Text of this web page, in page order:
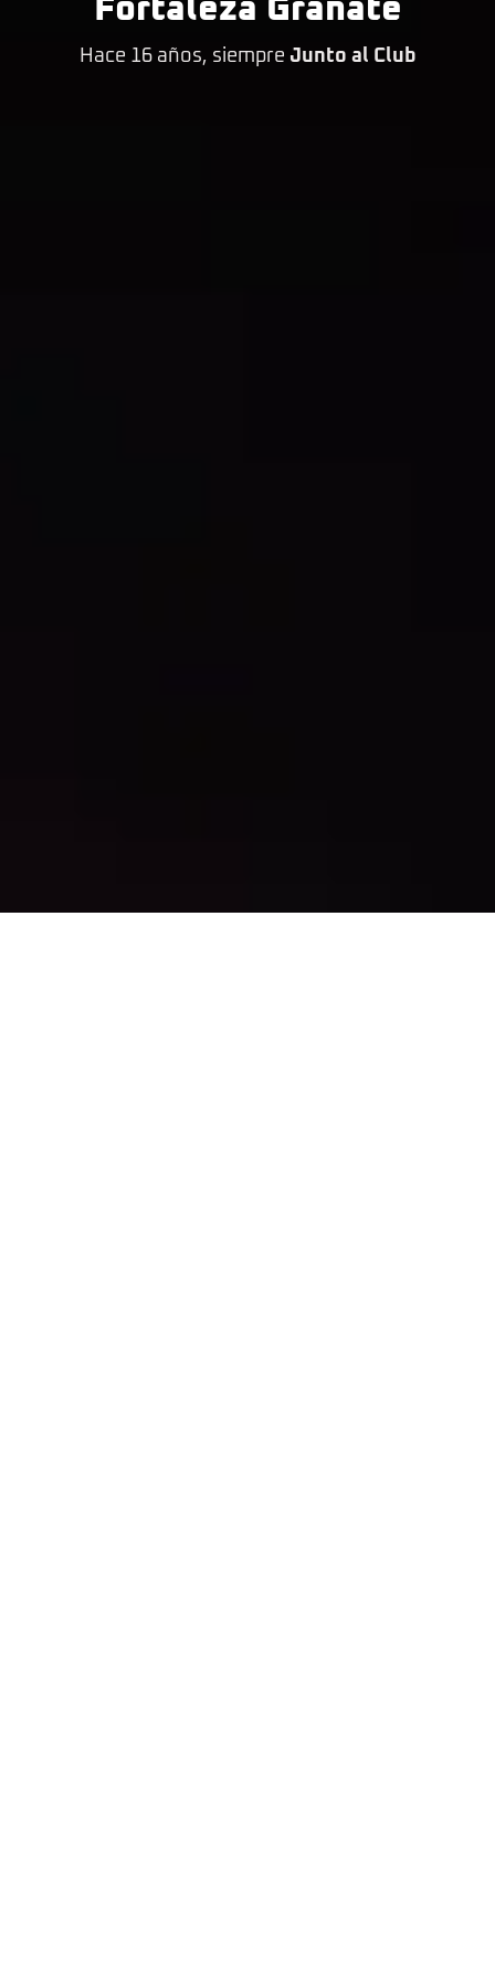
Fortaleza Granate
Hace 16 años, siempre Junto al Club